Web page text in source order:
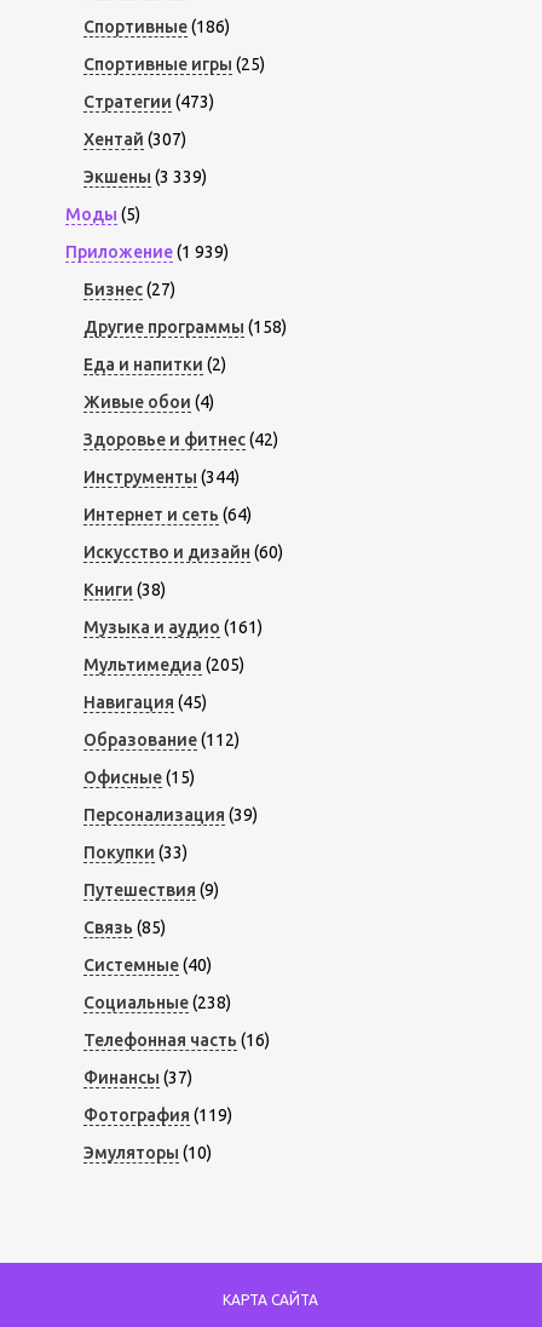
Спортивные(186)
Спортивные игры (25)
Стратегии (473)
Хентай (307)
Экшены (3 339)
Моды (5)
Приложение(1 939)
Бизнес(27)
Другие программы (158)
Еда и напитки (2)
Живые обои (4)
Здоровье и фитнес(42)
Инструменты (344)
Интернет и сеть (64)
Искусство и дизайн (60)
Книги (38)
Музыка и аудио (161)
Мультимедиа (205)
Навигация (45)
Образование(112)
Офисные(15)
Персонализация (39)
Покупки (33)
Путешествия (9)
Связь (85)
Системные(40)
Социальные(238)
Телефонная часть (16)
Финансы (37)
Фотография (119)
Эмуляторы (10)
КАРТА САЙТА